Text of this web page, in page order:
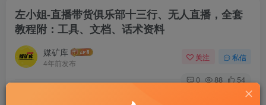
左小姐-直播带货俱乐部十三行、无人直播，全套
教程附：工具、文档、话术资料
媒矿库
4年前发布
关注 私信
0 88 54